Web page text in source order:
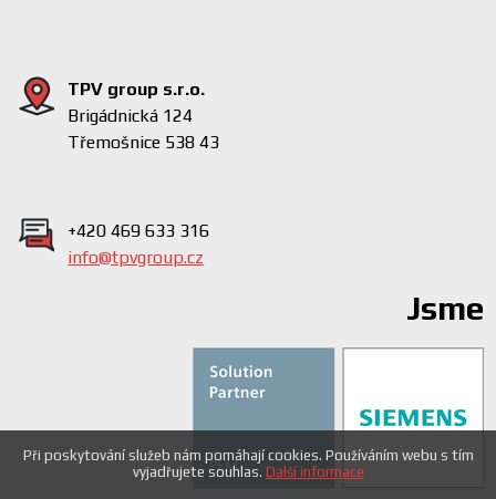
TPV group s.r.o.
Brigádnická 124
Třemošnice 538 43
+420 469 633 316
info@tpvgroup.cz
Jsme
Při poskytování služeb nám pomáhají cookies. Používáním webu s tím
vyjadřujete souhlas. Další informace